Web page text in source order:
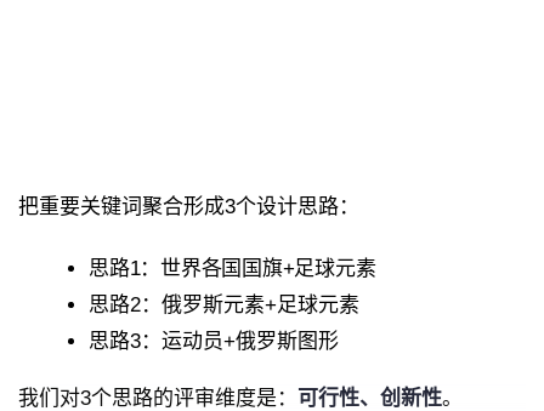
把重要关键词聚合形成3个设计思路：
思路1：世界各国国旗+足球元素
思路2：俄罗斯元素+足球元素
思路3：运动员+俄罗斯图形
我们对3个思路的评审维度是： 可行性、创新性。